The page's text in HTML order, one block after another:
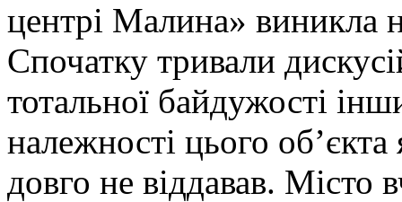
центрі Малина» виникла
Спочатку тривали
тотальної байдужості
належності цього
довго не віддавав. Місто